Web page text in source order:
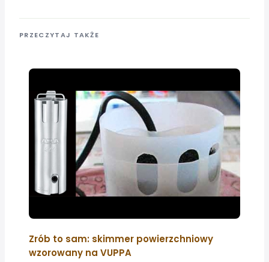
PRZECZYTAJ TAKŻE
Zrób to sam: skimmer powierzchniowy
wzorowany na VUPPA